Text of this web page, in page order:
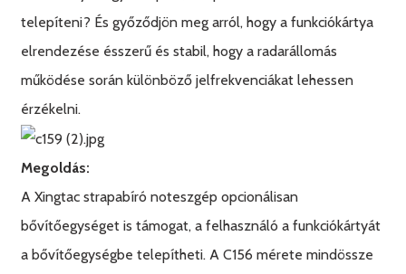
telepíteni? És győződjön meg arról, hogy a funkciókártya
elrendezése ésszerű és stabil, hogy a radarállomás
működése során különböző jelfrekvenciákat lehessen
érzékelni.
Megoldás:
A Xingtac strapabíró noteszgép opcionálisan
bővítőegységet is támogat, a felhasználó a funkciókártyát
a bővítőegységbe telepítheti. A C156 mérete mindössze